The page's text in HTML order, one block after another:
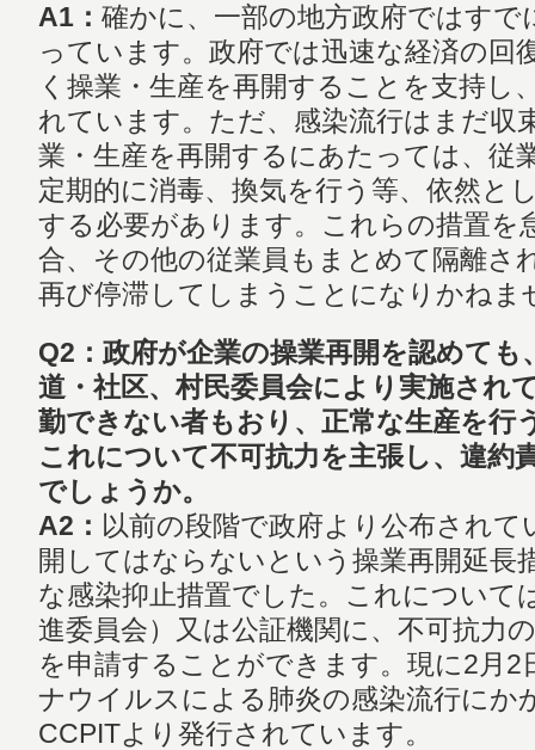
A1： 確かに、一部の地方政府ではすで
っています。政府では迅速な経済の回
く操業・生産を再開することを支持し
れています。ただ、感染流行はまだ収
業・生産を再開するにあたっては、従
定期的に消毒、換気を行う等、依然と
する必要があります。これらの措置を
合、その他の従業員もまとめて隔離さ
再び停滞してしまうことになりかねま
Q2：政府が企業の操業再開を認めて
道・社区、村民委員会により実施され
勤できない者もおり、正常な生産を行
これについて不可抗力を主張し、違約
でしょうか。
A2： 以前の段階で政府より公布され
開してはならないという操業再開延長
な感染抑止措置でした。これについて
進委員会）又は公証機関に、不可抗力
を申請することができます。現に2月2
ナウイルスによる肺炎の感染流行にか
CCPITより発行されています。